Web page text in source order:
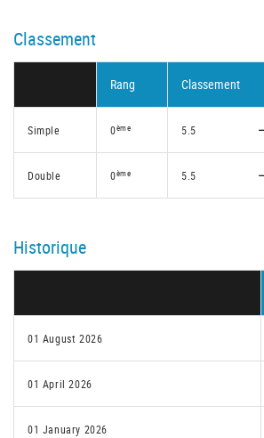
Classement
Rang Classement
Simple 0ème 5.5
Double 0ème 5.5
Historique
01 August 2026
01 April 2026
01 January 2026